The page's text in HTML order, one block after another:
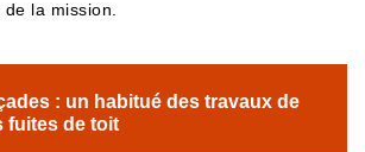
la mission.
: un habitué des travaux de
fuites de toit